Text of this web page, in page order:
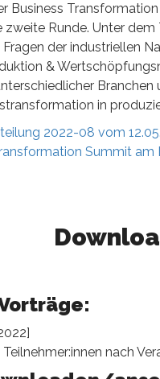
Business
Runde. Unter
der industriellen
&
in
2022-08 vom
Summit am
nach